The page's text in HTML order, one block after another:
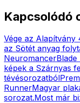
Kapcsolódó
Vége az Alapítvány
az Sötét anyag
Neuromancer
képek a Szárnyas
tévésorozatból
RunnerMagyar
sorozat.Most már